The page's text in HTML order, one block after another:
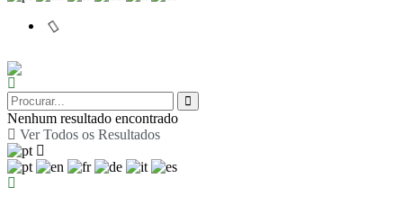
Nenhum resultado encontrado
Ver Todos os Resultados